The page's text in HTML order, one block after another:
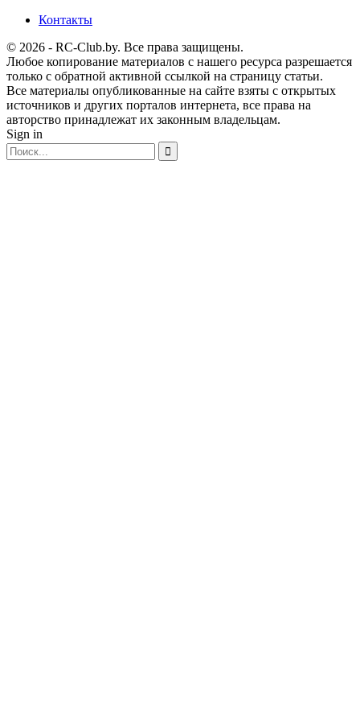
Контакты
© 2026 - RC-Club.by. Все права защищены.
Любое копирование материалов с нашего ресурса разрешается
только с обратной активной ссылкой на страницу статьи.
Все материалы опубликованные на сайте взяты с открытых
источников и других порталов интернета, все права на
авторство принадлежат их законным владельцам.
Sign in